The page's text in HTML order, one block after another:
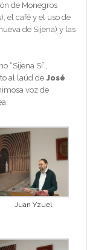
de Monegros
el café y el uso de
de Sijena) y las
“Sijena Sí”,
al laúd de José
voz de
Juan Yzuel